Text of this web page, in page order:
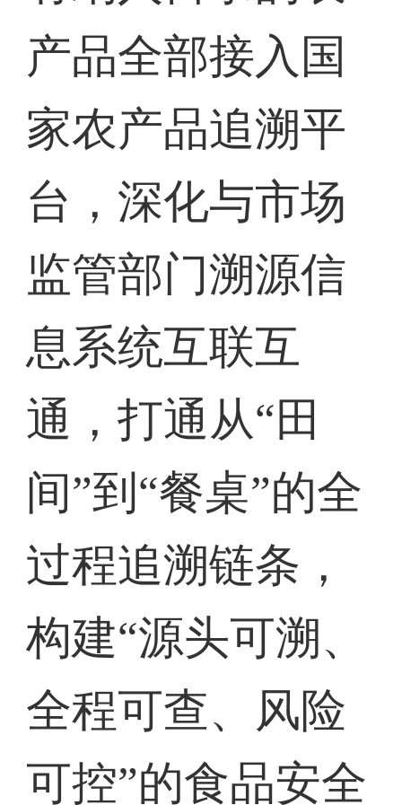
产品全部接入国
家农产品追溯平
台，深化与市场
监管部门溯源信
息系统互联互
通，打通从“田
间”到“餐桌”的全
过程追溯链条，
构建“源头可溯、
全程可查、风险
可控”的食品安全